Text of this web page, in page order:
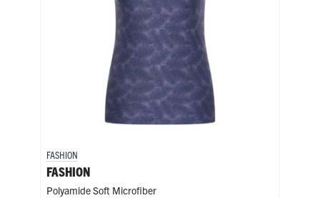
FASHION
FASHION
Polyamide Soft Microfiber